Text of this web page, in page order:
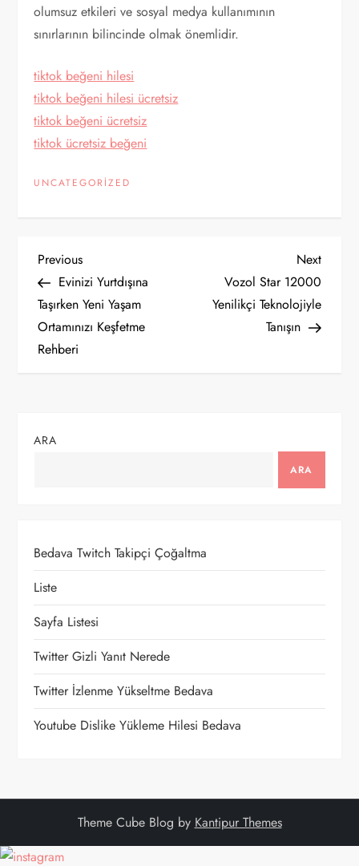
olumsuz etkileri ve sosyal medya kullanımının
sınırlarının bilincinde olmak önemlidir.
tiktok beğeni hilesi
tiktok beğeni hilesi ücretsiz
tiktok beğeni ücretsiz
tiktok ücretsiz beğeni
UNCATEGORIZED
Y
a
z
e
n
m
e
s
i
Previous
Post
Previous
Evinizi Yurtdışına
Taşırken Yeni Yaşam
Ortamınızı Keşfetme
Rehberi
Next
Post
Next
Vozol Star 12000
Yenilikçi Teknolojiyle
Tanışın
ARA
ARA
Bedava Twitch Takipçi Çoğaltma
Liste
Sayfa Listesi
Twitter Gizli Yanıt Nerede
Twitter İzlenme Yükseltme Bedava
Youtube Dislike Yükleme Hilesi Bedava
Theme Cube Blog by Kantipur Themes